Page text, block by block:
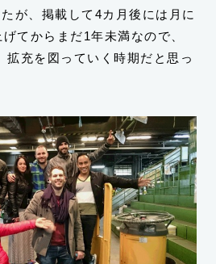
が、掲載して4カ月後には月に
てからまだ1年未満なので、
拡充を図っていく時期だと思っ